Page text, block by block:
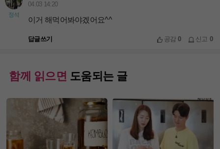
정석
04.03 14:20
이거 해먹어봐야겠어요^^
답글쓰기 공감0 신고 0
함께 읽으면 도움되는 글